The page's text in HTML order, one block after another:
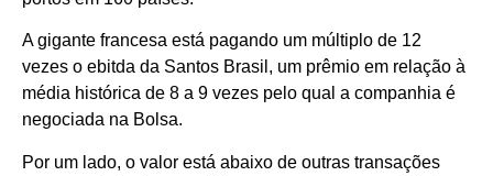
A gigante francesa está pagando um múltiplo de 12
vezes o ebitda da Santos Brasil, um prêmio em relação à
média histórica de 8 a 9 vezes pelo qual a companhia é
negociada na Bolsa.
Por um lado, o valor está abaixo de outras transações